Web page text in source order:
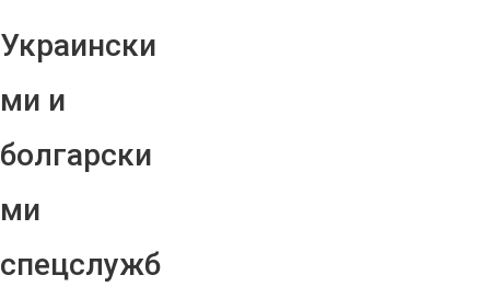
Украински
ми и
болгарски
ми
спецслужб